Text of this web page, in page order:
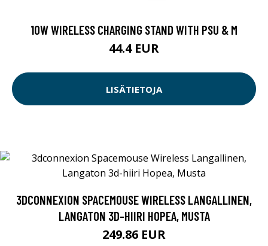
10W WIRELESS CHARGING STAND WITH PSU & M
44.4 EUR
LISÄTIETOJA
3DCONNEXION SPACEMOUSE WIRELESS LANGALLINEN,
LANGATON 3D-HIIRI HOPEA, MUSTA
249.86 EUR